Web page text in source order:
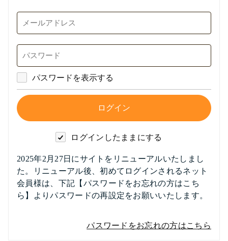
パスワードを表示する
ログインしたままにする
2025年2月27日にサイトをリニューアルいたしまし
た。リニューアル後、初めてログインされるネット
会員様は、下記【パスワードをお忘れの方はこち
ら】よりパスワードの再設定をお願いいたします。
パスワードをお忘れの方はこちら